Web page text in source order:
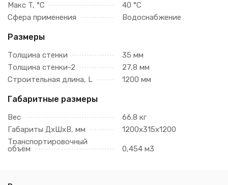
Макс T, °C
40 °C
Сфера применения
Водоснабжение
Размеры
Толщина стенки
35 мм
Толщина стенки-2
27,8 мм
Строительная длина, L
1200 мм
Габаритные размеры
Вес
66.8 кг
Габариты ДхШхВ, мм
1200х315х1200
Транспортировочный
объём 0,454 м3